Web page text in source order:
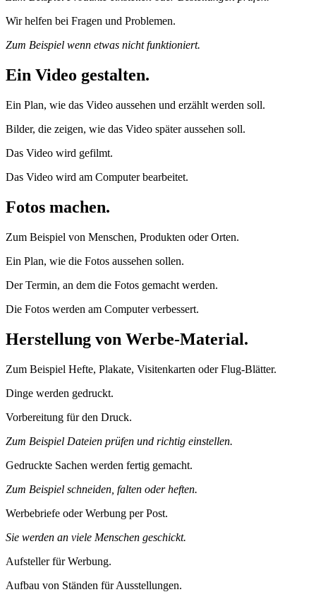
Wir helfen bei Fragen und Problemen.
Zum Beispiel wenn etwas nicht funktioniert.
Ein Video gestalten.
Ein Plan, wie das Video aussehen und erzählt werden soll.
Bilder, die zeigen, wie das Video später aussehen soll.
Das Video wird gefilmt.
Das Video wird am Computer bearbeitet.
Fotos machen.
Zum Beispiel von Menschen, Produkten oder Orten.
Ein Plan, wie die Fotos aussehen sollen.
Der Termin, an dem die Fotos gemacht werden.
Die Fotos werden am Computer verbessert.
Herstellung von Werbe‑Material.
Zum Beispiel Hefte, Plakate, Visitenkarten oder Flug-Blätter.
Dinge werden gedruckt.
Vorbereitung für den Druck.
Zum Beispiel Dateien prüfen und richtig einstellen.
Gedruckte Sachen werden fertig gemacht.
Zum Beispiel schneiden, falten oder heften.
Werbebriefe oder Werbung per Post.
Sie werden an viele Menschen geschickt.
Aufsteller für Werbung.
Aufbau von Ständen für Ausstellungen.